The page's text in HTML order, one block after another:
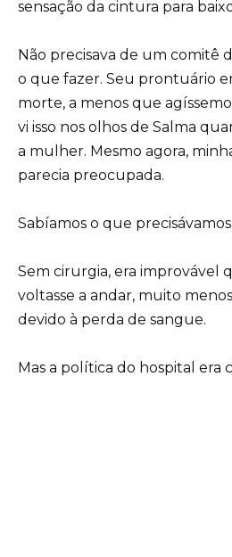
sensação da cintura para
Não precisava de um comitê
o que fazer. Seu prontuário
morte, a menos que
vi isso nos olhos de Salma
a mulher. Mesmo agora,
parecia preocupada.
Sabíamos o que
Sem cirurgia, era improvável
voltasse a andar, muito
devido à perda de sangue.
Mas a política do hospital era